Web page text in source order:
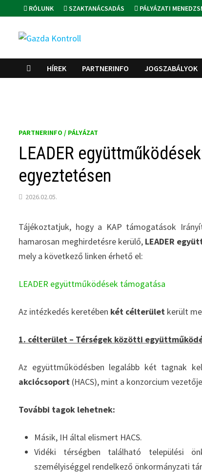
to
content
RÓLUNK SZAKTANÁCSADÁS PÁLYÁZATI
HÍREK PARTNERINFO JOGSZABÁLYOK
PARTNERINFO / PÁLYÁZAT
LEADER
egyeztetésen
2026.02.05.
Tájékoztatjuk, hogy a KAP támogatások
hamarosan meghirdetésre kerülő, LEADER
mely a következő linken érhető el:
LEADER együttműködések támogatása
Az intézkedés keretében két célterület került
1. célterület – Térségek közötti
Az együttműködésben legalább két tagnak
akciócsoport (HACS), mint a konzorcium
További tagok lehetnek:
Másik, IH által elismert HACS.
Vidéki térségben található települési
személyiséggel rendelkező önkormányzati